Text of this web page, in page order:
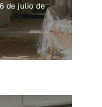
de julio de